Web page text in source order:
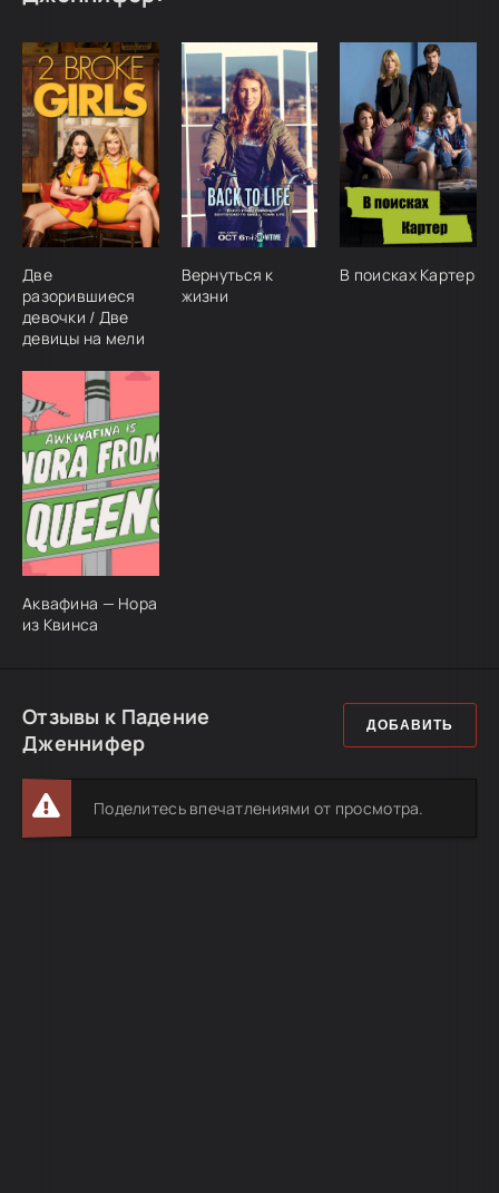
Две
разорившиеся
девочки / Две
девицы на мели
Вернуться к
жизни
В поисках Картер
Аквафина — Нора
из Квинса
Отзывы к Падение
Дженнифер
ДОБАВИТЬ
Поделитесь впечатлениями от просмотра.